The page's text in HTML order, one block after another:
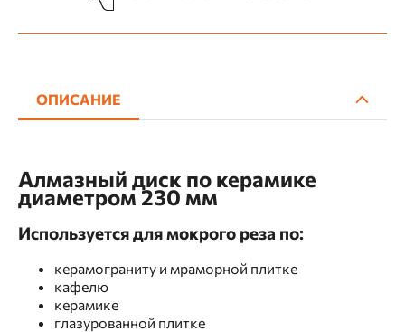
ОПИСАНИЕ
Алмазный диск по керамике
диаметром 230 мм
Используется для мокрого реза по:
керамограниту и мраморной плитке
кафелю
керамике
глазурованной плитке